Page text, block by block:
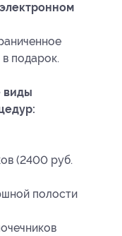
в подарок.
виды
(2400 руб.
полости